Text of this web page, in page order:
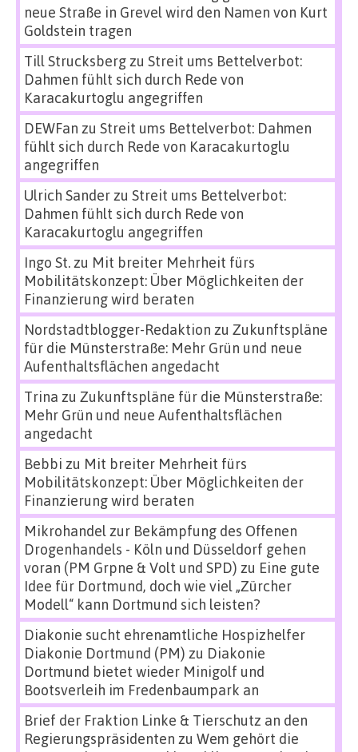
neue Straße in Grevel wird den Namen von Kurt
Goldstein tragen
Till Strucksbergzu Streit ums Bettelverbot:
Dahmen fühlt sich durch Rede von
Karacakurtoglu angegriffen
DEWFan zu Streit ums Bettelverbot: Dahmen
fühlt sich durch Rede von Karacakurtoglu
angegriffen
Ulrich Sanderzu Streit ums Bettelverbot:
Dahmen fühlt sich durch Rede von
Karacakurtoglu angegriffen
Ingo St.zu Mit breiter Mehrheit fürs
Mobilitätskonzept: Über Möglichkeiten der
Finanzierung wird beraten
Nordstadtblogger-Redaktion zu Zukunftspläne
für die Münsterstraße: Mehr Grün und neue
Aufenthaltsflächen angedacht
Trina zu Zukunftspläne für die Münsterstraße:
Mehr Grün und neue Aufenthaltsflächen
angedacht
Bebbi zu Mit breiter Mehrheit fürs
Mobilitätskonzept: Über Möglichkeiten der
Finanzierung wird beraten
Mikrohandel zur Bekämpfung des Offenen
Drogenhandels - Köln und Düsseldorf gehen
voran (PM Grpne & Volt und SPD) zu Eine gute
Idee für Dortmund, doch wie viel „Zürcher
Modell“ kann Dortmund sich leisten?
Diakonie sucht ehrenamtliche Hospizhelfer
Diakonie Dortmund (PM) zu Diakonie
Dortmund bietet wieder Minigolf und
Bootsverleih im Fredenbaumpark an
Brief der Fraktion Linke & Tierschutz an den
Regierungspräsidenten zu Wem gehört die